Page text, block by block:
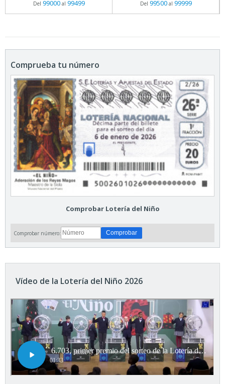
Del 99000al 99499 Del 99500al 99999
Comprueba tu número
Comprobar Lotería del Niño
Comprobar número:
Vídeo de la Lotería del Niño 2026